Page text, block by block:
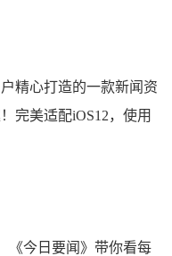
精心打造的一款新闻资
完美适配iOS12，使用
今日要闻》带你看每